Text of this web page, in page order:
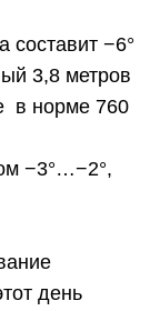
составит −6°
3,8 метров
в норме 760
−3°…−2°,
день